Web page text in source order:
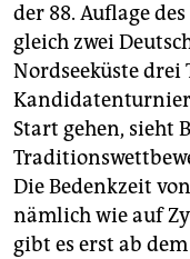
der 88. Auflage
gleich zwei
Nordseeküste drei
Start gehen, sieht
Die Bedenkzeit
nämlich wie auf
gibt es erst ab dem